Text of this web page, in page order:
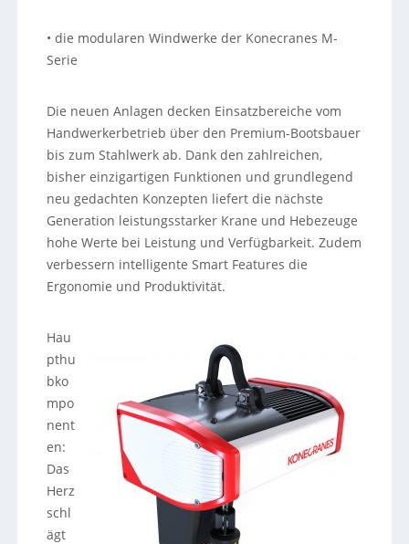
• die modularen Windwerke der Konecranes M-
Serie
Die neuen Anlagen decken Einsatzbereiche vom
Handwerkerbetrieb über den Premium-Bootsbauer
bis zum Stahlwerk ab. Dank den zahlreichen,
bisher einzigartigen Funktionen und grundlegend
neu gedachten Konzepten liefert die nächste
Generation leistungsstarker Krane und Hebezeuge
hohe Werte bei Leistung und Verfügbarkeit. Zudem
verbessern intelligente Smart Features die
Ergonomie und Produktivität.
Hau
pthu
bko
mpo
nent
en:
Das
Herz
schl
ägt